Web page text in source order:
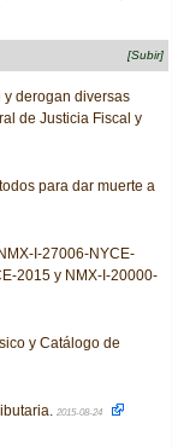
[Subir]
derogan diversas
de Justicia Fiscal y
para dar muerte a
I-27006-NYCE-
2015 y NMX-I-20000-
y Catálogo de
2015-08-24